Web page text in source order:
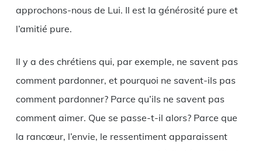
approchons-nous de Lui. Il est la générosité pure et
l’amitié pure.
Il y a des chrétiens qui, par exemple, ne savent pas
comment pardonner, et pourquoi ne savent-ils pas
comment pardonner? Parce qu’ils ne savent pas
comment aimer. Que se passe-t-il alors? Parce que
la rancœur, l’envie, le ressentiment apparaissent